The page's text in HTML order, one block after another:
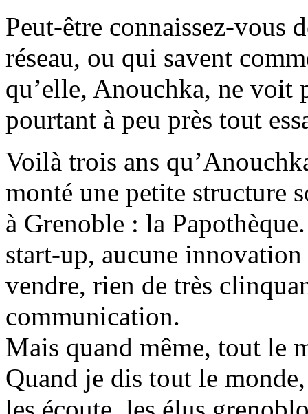
Peut-être connaissez-vous
réseau, ou qui savent
qu’elle, Anouchka, ne voit
pourtant à peu près tout
Voilà trois ans
monté une petite structure
à Grenoble : la
start-up, aucune
vendre, rien de très
communication.
Mais quand même, tout le
Quand je dis tout le